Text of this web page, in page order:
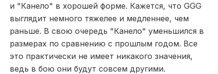
и "Канело" в хорошей форме. Кажется, что GGG
выглядит немного тяжелее и медленнее, чем
раньше. В свою очередь "Канело" уменьшился в
размерах по сравнению с прошлым годом. Все
это практически не имеет никакого значения,
ведь в бою они будут совсем другими.